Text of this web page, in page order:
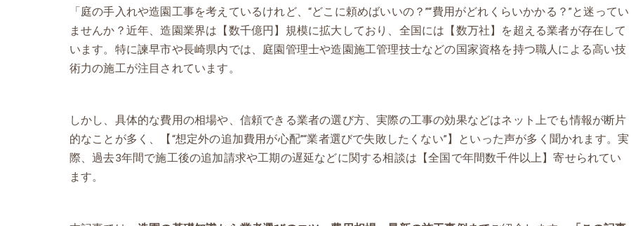
「庭の手入れや造園工事を考えているけれど、“どこに頼めばいいの？”“費用がどれくらいかかる？”と迷ってい
ませんか？近年、造園業界は【数千億円】規模に拡大しており、全国には【数万社】を超える業者が存在して
います。特に諫早市や長崎県内では、庭園管理士や造園施工管理技士などの国家資格を持つ職人による高い技
術力の施工が注目されています。
しかし、具体的な費用の相場や、信頼できる業者の選び方、実際の工事の効果などはネット上でも情報が断片
的なことが多く、【“想定外の追加費用が心配”“業者選びで失敗したくない”】といった声が多く聞かれます。実
際、過去3年間で施工後の追加請求や工期の遅延などに関する相談は【全国で年間数千件以上】寄せられてい
ます。